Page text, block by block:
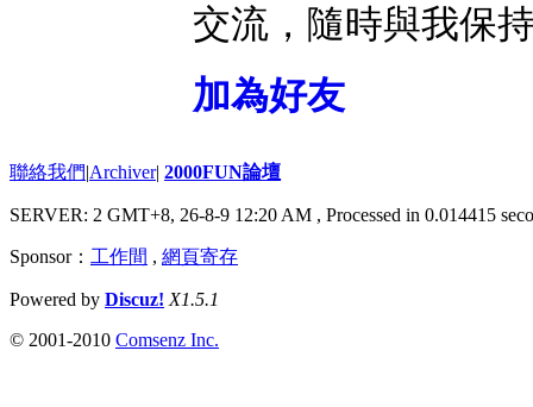
交流，隨時與我保
加為好友
聯絡我們|Archiver| 2000FUN論壇
SERVER: 2 GMT+8, 26-8-9 12:20 AM , Processed in 0.014415
Sponsor： 工作間 , 網頁寄存
Powered by Discuz! X1.5.1
© 2001-2010 Comsenz Inc.